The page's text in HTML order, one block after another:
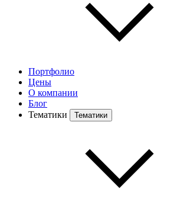
Портфолио
Цены
О компании
Блог
Тематики
Тематики